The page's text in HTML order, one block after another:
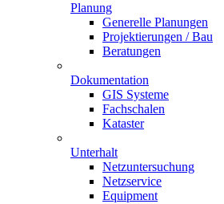
Planung
Generelle Planungen
Projektierungen / Bau
Beratungen
Dokumentation
GIS Systeme
Fachschalen
Kataster
Unterhalt
Netzuntersuchung
Netzservice
Equipment